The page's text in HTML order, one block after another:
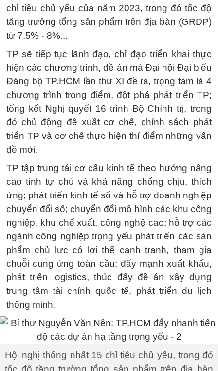
chỉ tiêu chủ yếu của năm 2023, trong đó tốc độ
tăng trưởng tổng sản phẩm trên địa bàn (GRDP)
từ 7,5% - 8%...
TP sẽ tiếp tục lãnh đạo, chỉ đạo triển khai thực
hiện các chương trình, đề án mà Đại hội Đại biểu
Đảng bộ TP.HCM lần thứ XI đề ra, trọng tâm là 4
chương trình trọng điểm, đột phá phát triển TP;
tổng kết Nghị quyết 16 trình Bộ Chính trị, trong
đó chủ động đề xuất cơ chế, chính sách phát
triển TP và cơ chế thực hiện thí điểm những vấn
đề mới.
TP tập trung tái cơ cấu kinh tế theo hướng nâng
cao tính tự chủ và khả năng chống chịu, thích
ứng; phát triển kinh tế số và hỗ trợ doanh nghiệp
chuyển đổi số; chuyển đổi mô hình các khu công
nghiệp, khu chế xuất, công nghệ cao; hỗ trợ các
ngành công nghiệp trọng yếu phát triển các sản
phẩm chủ lực có lợi thế cạnh tranh, tham gia
chuỗi cung ứng toàn cầu; đẩy mạnh xuất khẩu,
phát triển logistics, thúc đẩy đề án xây dựng
trung tâm tài chính quốc tế, phát triển du lịch
thông minh.
Hội nghị thống nhất 15 chỉ tiêu chủ yếu, trong đó
tốc độ tăng trưởng tổng sản phẩm trên địa bàn